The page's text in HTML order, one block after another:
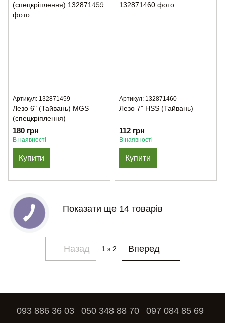
Артикул: 132871459
Лезо 6" (Тайвань) MGS
(спецкріплення)
180 грн
В наявності
Купити
Артикул: 132871460
Лезо 7" HSS (Тайвань)
112 грн
В наявності
Купити
Показати ще 14 товарів
Назад 1 з 2 Вперед
093 886 36 03 050 348 88 70 097 084 85 69